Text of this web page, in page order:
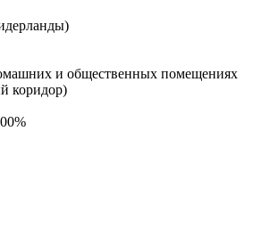
и общественных помещениях
коридор)